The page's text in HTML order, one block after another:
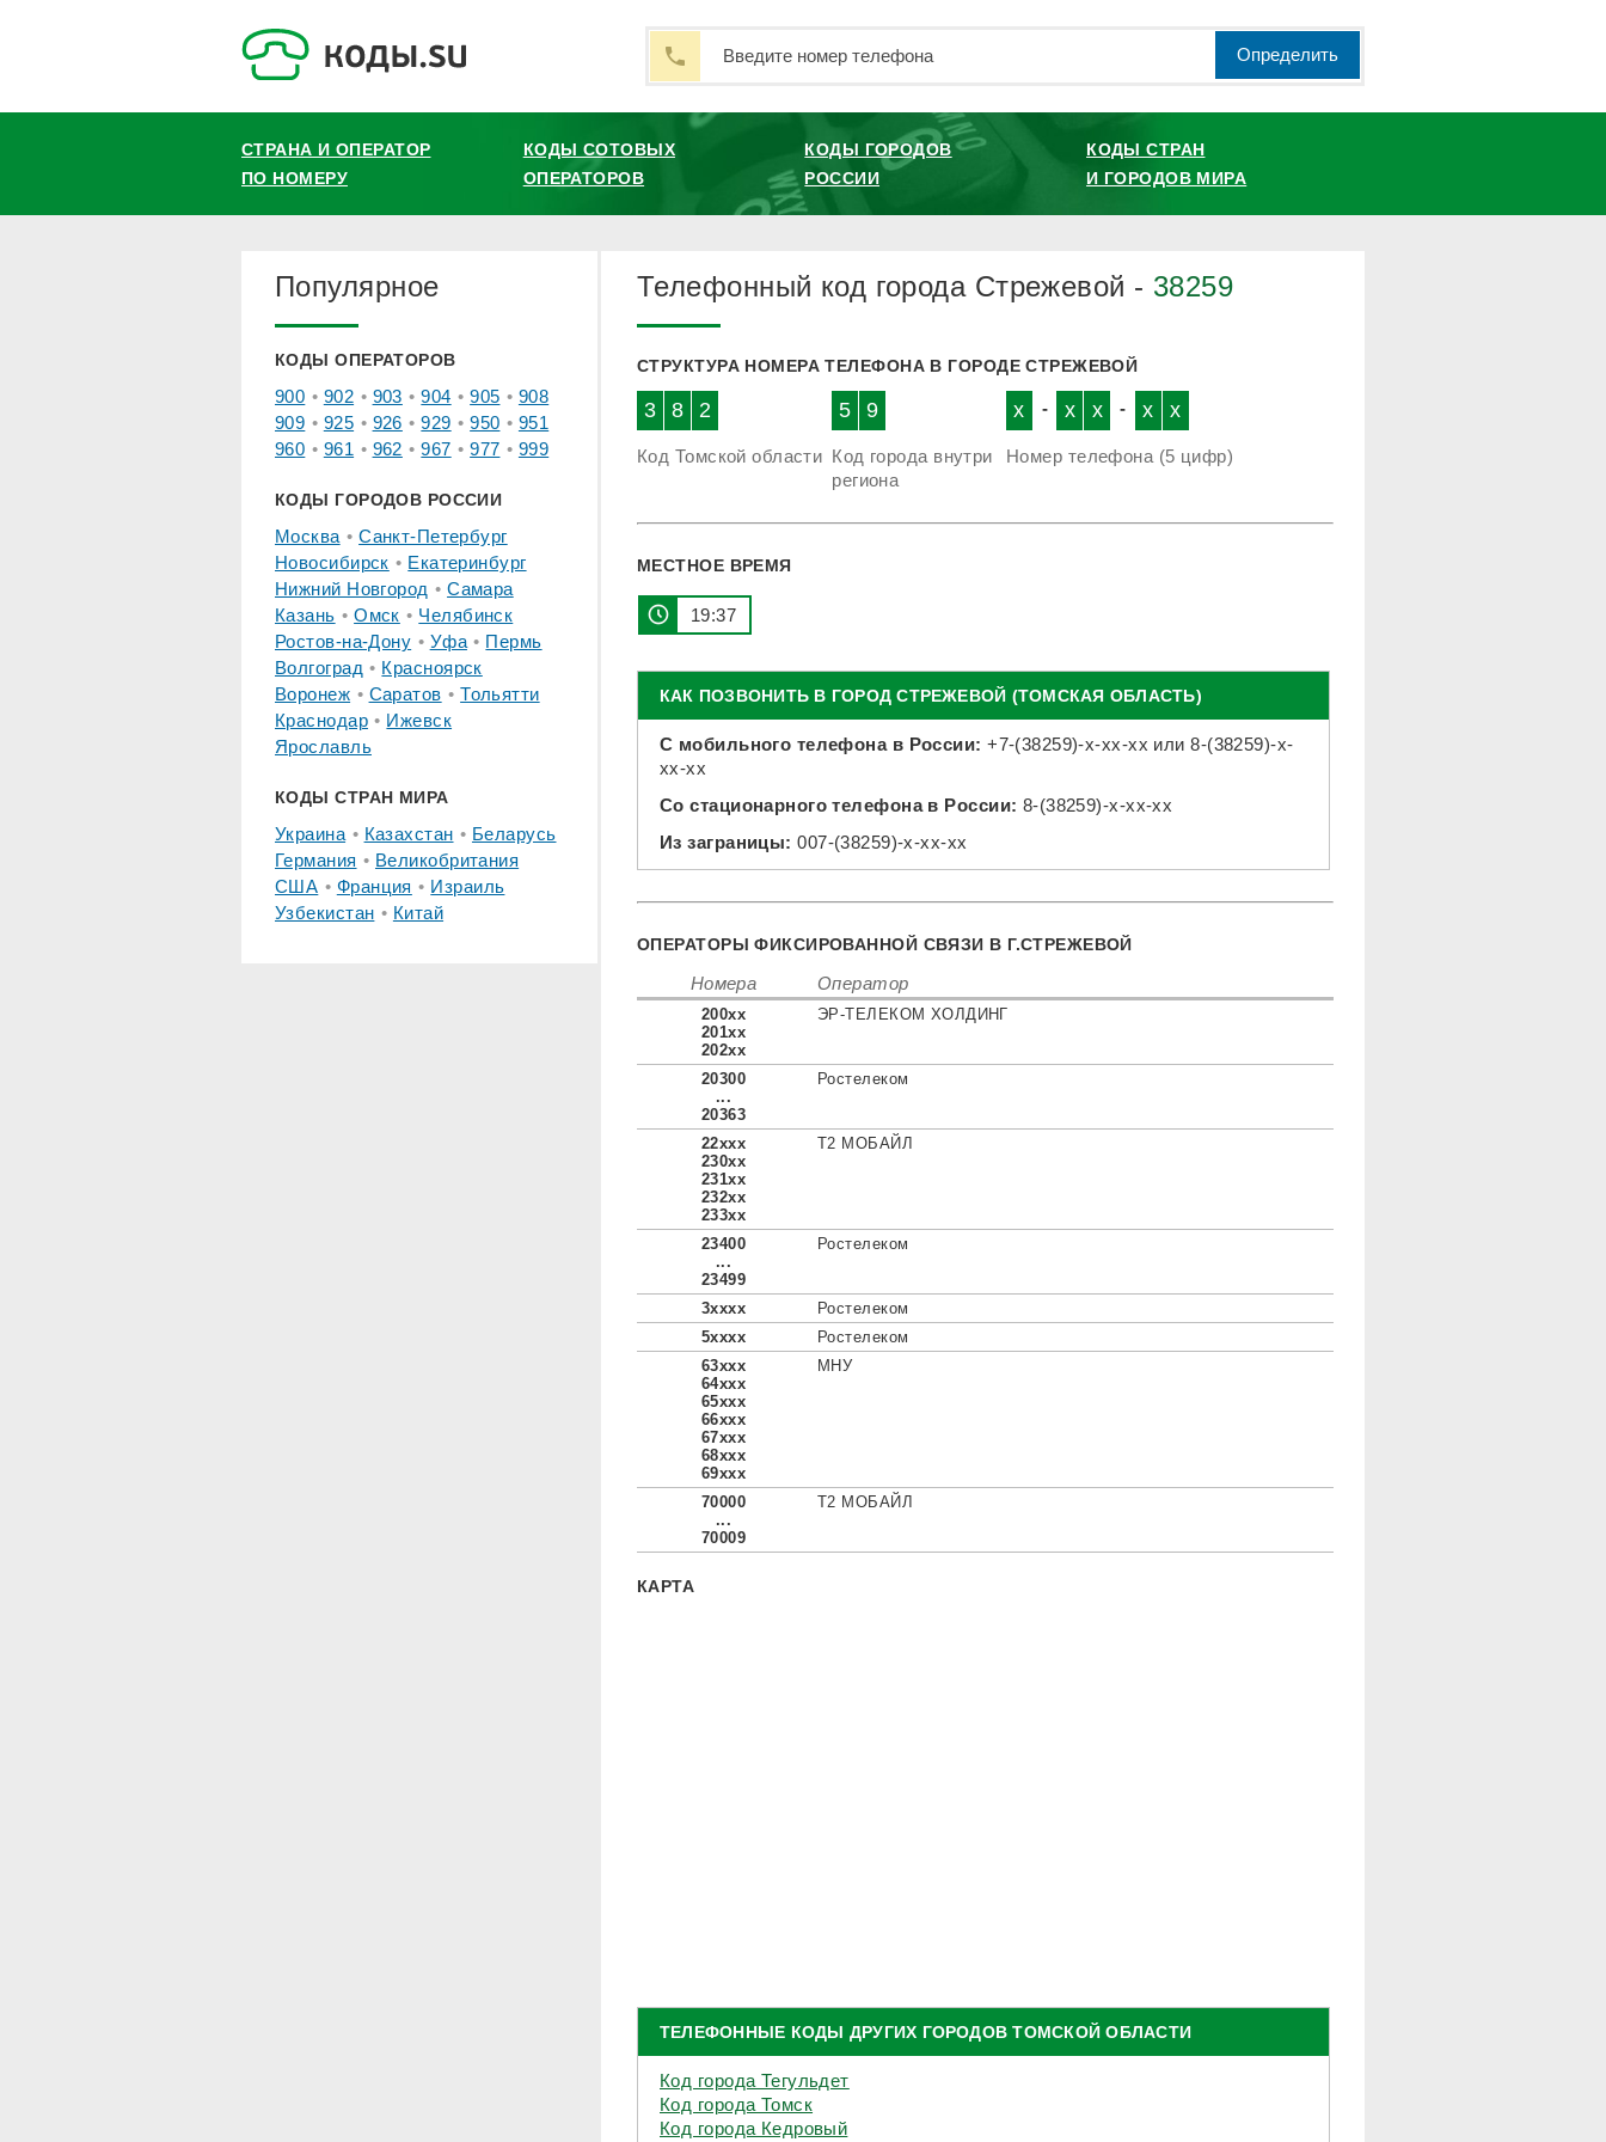
Определить
СТРАНА И ОПЕРАТОР
ПО НОМЕРУ
КОДЫ СОТОВЫХ
ОПЕРАТОРОВ
КОДЫ ГОРОДОВ
РОССИИ
КОДЫ СТРАН
И ГОРОДОВ МИРА
Телефонный код города Стрежевой - 38259
СТРУКТУРА НОМЕРА ТЕЛЕФОНА В ГОРОДЕ СТРЕЖЕВОЙ
3 8 2
Код Томской области
5 9
Код города внутри
региона
x - x x - x x
Номер телефона (5 цифр)
МЕСТНОЕ ВРЕМЯ
19:37
КАК ПОЗВОНИТЬ В ГОРОД СТРЕЖЕВОЙ (ТОМСКАЯ ОБЛАСТЬ)
С мобильного телефона в России: +7-(38259)-x-xx-xx или8-(38259)-x-
xx-xx
Со стационарного телефона в России: 8-(38259)-x-xx-xx
Из заграницы: 007-(38259)-x-xx-xx
ОПЕРАТОРЫ ФИКСИРОВАННОЙ СВЯЗИ В Г.СТРЕЖЕВОЙ
Номера Оператор
200xx
201xx
202xx
ЭР-ТЕЛЕКОМ ХОЛДИНГ
20300
...
20363
Ростелеком
22xxx
230xx
231xx
232xx
233xx
Т2 МОБАЙЛ
23400
...
23499
Ростелеком
3xxxx
Ростелеком
5xxxx
Ростелеком
63xxx
64xxx
65xxx
66xxx
67xxx
68xxx
69xxx
МНУ
70000
...
70009
Т2 МОБАЙЛ
КАРТА
ТЕЛЕФОННЫЕ КОДЫ ДРУГИХ ГОРОДОВ ТОМСКОЙ ОБЛАСТИ
Код города Тегульдет
Код города Томск
Код города Кедровый
Популярное
КОДЫ ОПЕРАТОРОВ
900 902 903 904 905
908
909
925 926 929 950
951
960
961 962 967 977 999
КОДЫ ГОРОДОВ РОССИИ
Москва
Санкт-Петербург
Новосибирск
Екатеринбург
Нижний Новгород
Самара
Казань
Омск
Челябинск
Ростов-на-Дону
Уфа
Пермь
Волгоград
Красноярск
Воронеж
Саратов
Тольятти
Краснодар
Ижевск
Ярославль
КОДЫ СТРАН МИРА
Украина Казахстан
Беларусь
Германия
Великобритания
США
Франция
Израиль
Узбекистан
Китай